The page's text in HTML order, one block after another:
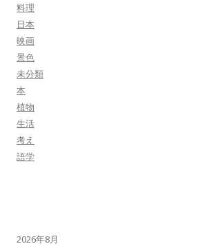
料理
日本
映画
景色
未分類
本
植物
生活
考え
語学
2026年8月